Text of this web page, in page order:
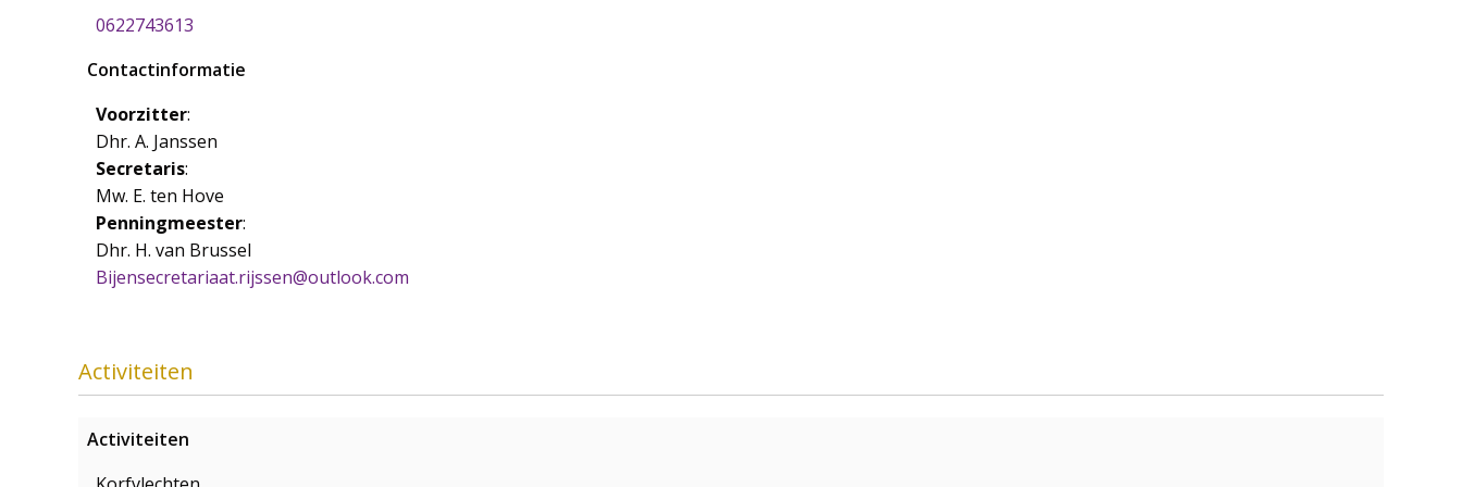
Activiteiten
Activiteiten
0622743613
Contactinformatie
Voorzitter:
Dhr. A. Janssen
Secretaris:
Mw. E. ten Hove
Penningmeester:
Dhr. H. van Brussel
Bijensecretariaat.rijssen@outlook.com